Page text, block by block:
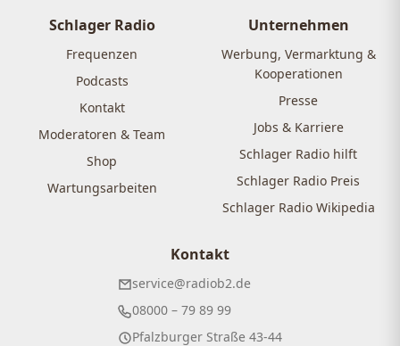
Schlager Radio
Frequenzen
Podcasts
Kontakt
Moderatoren & Team
Shop
Wartungsarbeiten
Unternehmen
Werbung, Vermarktung &
Kooperationen
Presse
Jobs & Karriere
Schlager Radio hilft
Schlager Radio Preis
Schlager Radio Wikipedia
Kontakt
service@radiob2.de
08000 – 79 89 99
Pfalzburger Straße 43-44